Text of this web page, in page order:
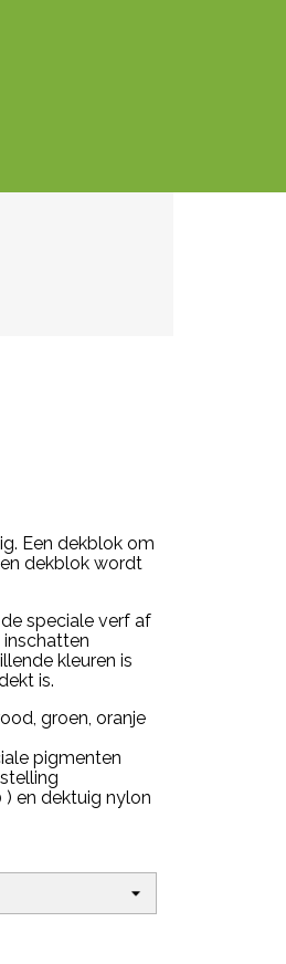
Een dekblok om
dekblok wordt
speciale verf af
kleuren is
is.
groen, oranje
pigmenten
en dektuig nylon